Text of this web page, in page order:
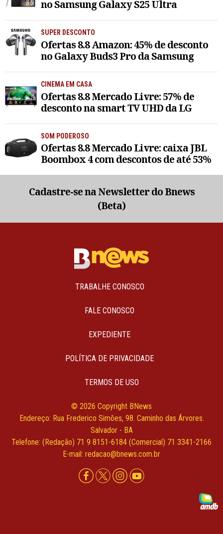
no Samsung Galaxy S25 Ultra
SUPER DESCONTO
Ofertas 8.8 Amazon: 45% de desconto
no Galaxy Buds3 Pro da Samsung
CINEMA EM CASA
Ofertas 8.8 Mercado Livre: 57% de
desconto na smart TV UHD da LG
SOM PODEROSO
Ofertas 8.8 Mercado Livre: caixa JBL
Boombox 4 com descontos de até 53%
Cadastre-se na Newsletter do Bnews
(Beta)
TRABALHE CONOSCO
FALE CONOSCO
EXPEDIENTE
POLÍTICA DE PRIVACIDADE
TERMOS DE USO
© 2026 Copyright BNews
Endereço: Rua Frederico Simões, 98. Caminho das Árvores.
Salvador - BA
Telefone: (Redação) 71 9 8151-6184 (Comercial) 71 3341-2166
E-mail: redacao@bnews.com.br